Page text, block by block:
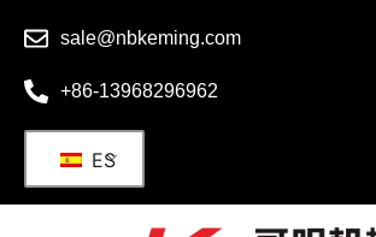
sale@nbkeming.com
+86-13968296962
ES